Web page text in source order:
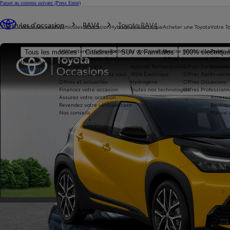
Passer au contenu suivant (Press Enter)
Véhicules neufs
Tous les modèles Citadines SUV & Familiales 100%
Nouvelle Aygo X
HYBRIDE
Véhicules d'occasion
Nos voitures d'occasion
Avantages Toyota Occasions
Réservez en ligne
Livraison près de chez vous
Offres et actualités
Financez votre occasion
Assurez votre occasion
Revendez votre véhicule cash
Nos conseils
Hybride et électrique
Toutes les motorisations
Hybride
100% Électrique
Hydrogène
Toutes nos technologies
Acheter une Toyota
Reprise de votre voiture
Offres du moment
Offres Après-
Offres Occasions
Offres
Votre
Toyota
Offres
Ma vie
Véhicules d'occasion RAV4 Toyota RAV4